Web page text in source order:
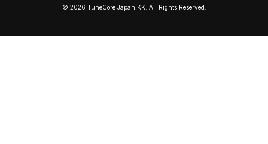
© 2026 TuneCore Japan KK. All Rights Reserved.